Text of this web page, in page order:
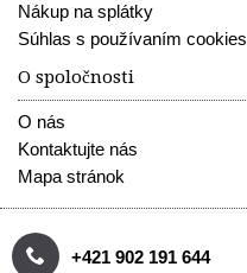
Nákup na splátky
Súhlas s používaním cookies
O spoločnosti
O nás
Kontaktujte nás
Mapa stránok
+421 902 191 644